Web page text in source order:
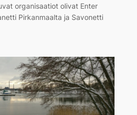
organisaatiot olivat Enter
Pirkanmaalta ja Savonetti